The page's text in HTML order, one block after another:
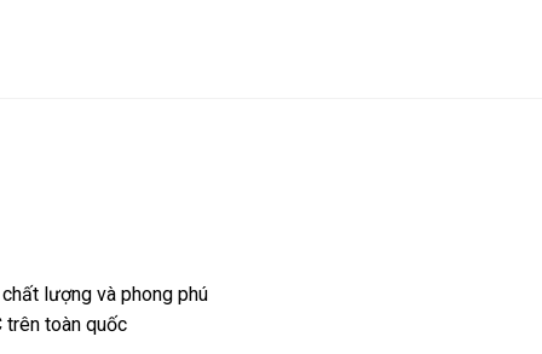
lượng và phong phú
trên toàn quốc